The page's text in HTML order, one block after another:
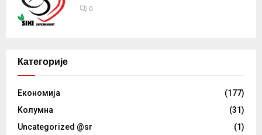
0
Категорије
Eкономија
(177)
Kолумнa
(31)
Uncategorized @sr
(1)